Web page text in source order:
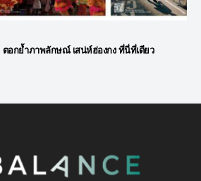
อกย้ำภาพลักษณ์ เสน่ห์ฮ่องกง ที่นี่ที่เดียว